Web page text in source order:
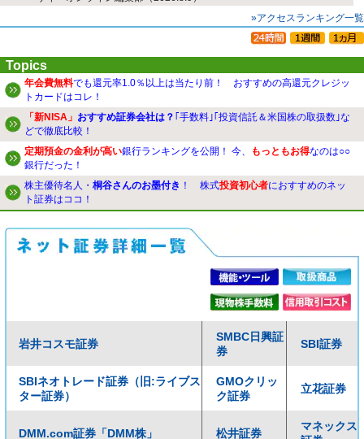
»アクセスランキング一覧
Topics
年会費無料でも還元率1.0％以上は当たり前！ おすすめの高還元クレジッ
トカードはコレ！
「新NISA」 おすすめ証券会社は？ ｢手数料｣｢投資信託＆米国株の取扱数｣な
どで徹底比較！
定期預金の金利が高い銀行ランキングを公開！ 今、 もっともお得なのは○○
銀行だった！
株主優待名人・ 桐谷さんのお墨付き ！ 株式投資初心者におすすめのネッ
ト証券はココ！
岩井コスモ証券
SMBC日興証
券
SBI証券
SBIネオトレード証券（旧:ライブス
ター証券）
GMOクリッ
ク証券
立花証券
DMM.com証券「DMM株」 松井証券
マネックス